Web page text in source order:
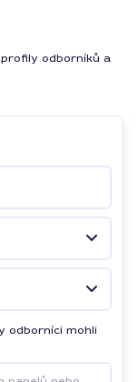
odborníků a
odborníci mohli